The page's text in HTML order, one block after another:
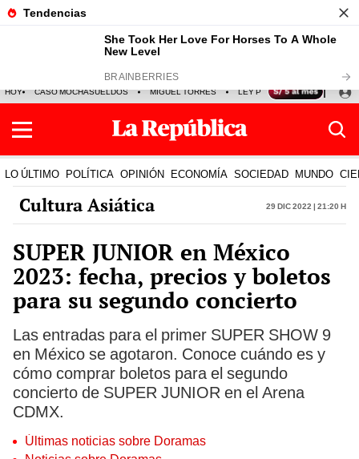
HOY CASO MOCHASUELDOS MIGUEL TORRES LEY PULPÍN PRECIO DEL
LO ÚLTIMO POLÍTICA OPINIÓN ECONOMÍA SOCIEDAD MUNDO
Cultura Asiática 29 Dic 2022 | 21:20 h
SUPER JUNIOR en México
2023: fecha, precios y boletos
para su segundo concierto
Las entradas para el primer SUPER SHOW 9
en México se agotaron. Conoce cuándo es y
cómo comprar boletos para el segundo
concierto de SUPER JUNIOR en el Arena
CDMX.
Últimas noticias sobre Doramas